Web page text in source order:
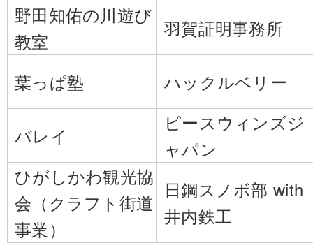
野田知佑の川遊び
教室
羽賀証明事務所
葉っぱ塾 ハックルベリー
バレイ
ピースウィンズジ
ャパン
ひがしかわ観光協
会（クラフト街道
事業）
日鋼スノボ部 with
井内鉄工